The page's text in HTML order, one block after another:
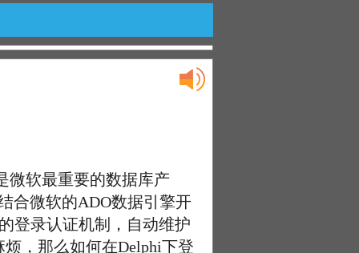
微软最重要的数据库产
合微软的ADO数据引擎开
登录认证机制，自动维护
，那么如何在Delphi下登